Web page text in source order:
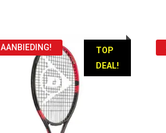
TOP
DEAL!
AANBIEDING!